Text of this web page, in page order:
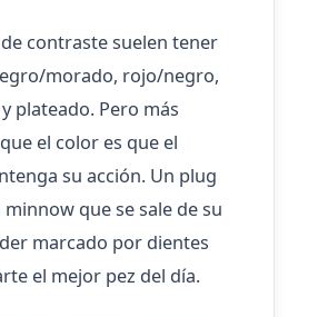
contraste suelen tener
morado, rojo/negro,
plateado. Pero más
el color es que el
su acción. Un plug
que se sale de su
marcado por dientes
el mejor pez del día.